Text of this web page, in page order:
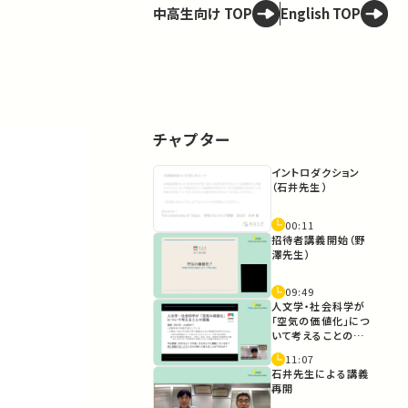
中高生向け TOP English TOP
チャプター
イントロダクション
（石井先生）
00:11
招待者講義開始（野
澤先生）
09:49
人文学・社会科学が
「空気の価値化」につ
いて考えることの意
義
11:07
石井先生による講義
再開